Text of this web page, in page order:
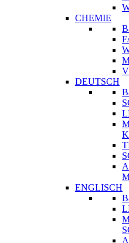
CHEMIE
DEUTSCH
ENGLISCH